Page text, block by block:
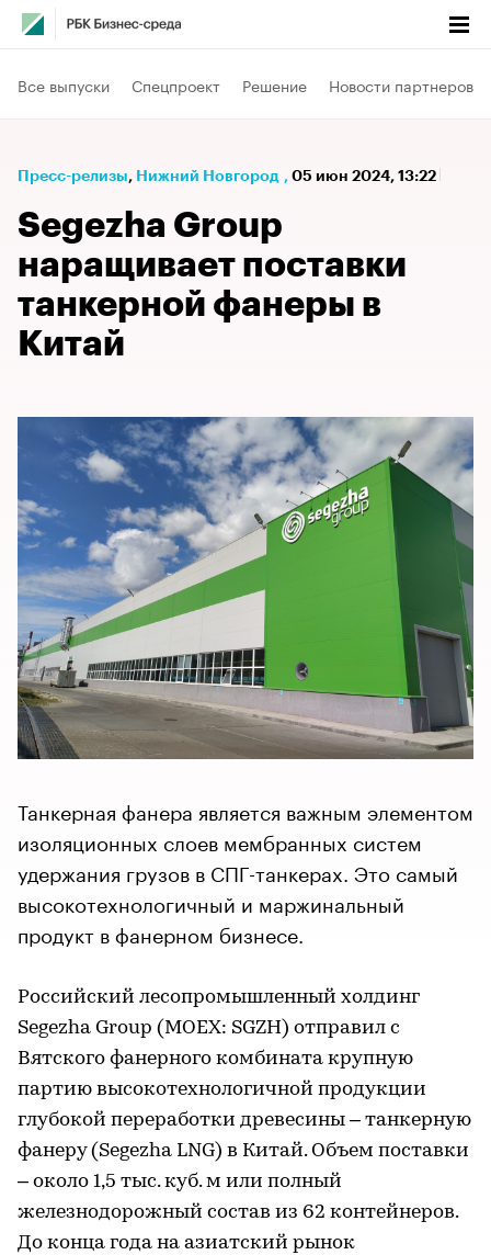
Все выпуски Спецпроект Решение Новости партнеров
Пресс-релизы⁠, Нижний Новгород , 05 июн 2024, 13:22
Segezha Group
наращивает поставки
танкерной фанеры в
Китай
Танкерная фанера является важным элементом
изоляционных слоев мембранных систем
удержания грузов в СПГ-танкерах. Это самый
высокотехнологичный и маржинальный
продукт в фанерном бизнесе.
Российский лесопромышленный холдинг
Segezha Group (MOEX: SGZH) отправил с
Вятского фанерного комбината крупную
партию высокотехнологичной продукции
глубокой переработки древесины – танкерную
фанеру (Segezha LNG) в Китай. Объем поставки
– около 1,5 тыс. куб. м или полный
железнодорожный состав из 62 контейнеров.
До конца года на азиатский рынок